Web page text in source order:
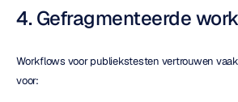
4. Gefragmenteerde
Workflows voor publiekstesten vertrouwen
voor: